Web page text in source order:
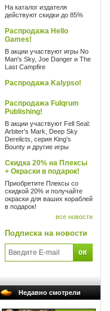
На каталог издателя
действуют скидки до 85%
Распродажа Hello
Games!
В акции участвуют игры No
Man's Sky, Joe Danger и The
Last Campfire
Распродажа Kalypso!
Распродажа Fulqrum
Publishing!
В акции участвуют Fell Seal:
Arbiter's Mark, Deep Sky
Derelicts, серия King's
Bounty и другие игры
Скидка 20% на Плексы
+ Окраски в подарок!
Приобретите Плексы со
скидкой 20% и получайте
окраски для ваших кораблей
в подарок!
все новости
Подписка на новости
Недавно смотрели